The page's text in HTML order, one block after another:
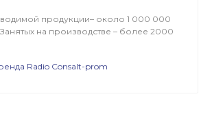
продукции– около 1 000 000
на производстве – более 2000
Radio Consalt-prom